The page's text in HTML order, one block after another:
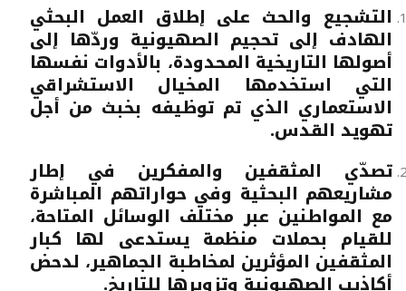
التشجيع والحث على إطلاق العمل البحثي
الهادف إلى تحجيم الصهيونية وردّها إلى
أصولها التاريخية المحدودة، بالأدوات نفسها
التي استخدمها المخيال الاستشراقي
الاستعماري الذي تم توظيفه بخبث من أجل
تهويد القدس.
تصدّي المثقفين والمفكرين في إطار
مشاريعهم البحثية وفي حواراتهم المباشرة
مع المواطنين عبر مختلف الوسائل المتاحة،
للقيام بحملات منظمة يستدعى لها كبار
المثقفين المؤثرين لمخاطبة الجماهير، لدحض
أكاذيب الصهيونية وتزويرها للتاريخ.